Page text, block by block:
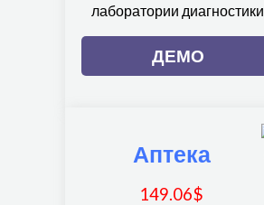
лаборатории диагностики
ДЕМО
Аптека
149.06$